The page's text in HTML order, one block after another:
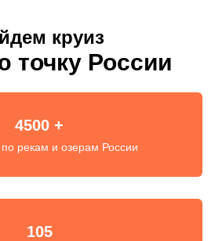
круиз
точку России
4500 +
рекам и озерам России
105